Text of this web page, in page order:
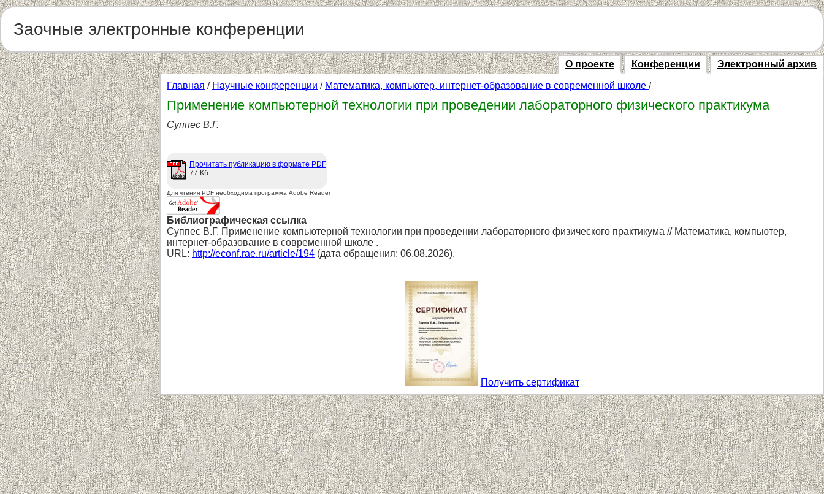
Заочные электронные конференции
О проекте Конференции Электронный архив
Главная / Научные конференции / Математика, компьютер, интернет-образование в современной школе /
Применение компьютерной технологии при проведении лабораторного физического практикума
Суппес В.Г.
Прочитать публикацию в формате PDF
77 Кб
Для чтения PDF необходима программа Adobe Reader
Библиографическая ссылка
Суппес В.Г. Применение компьютерной технологии при проведении лабораторного физического практикума // Математика, компьютер,
интернет-образование в современной школе .
URL: http://econf.rae.ru/article/194 (дата обращения: 06.08.2026).
Получить сертификат